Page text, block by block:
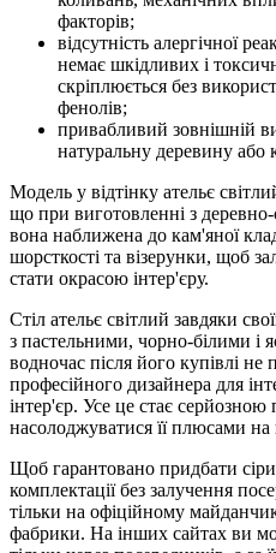
факторів;
відсутність алергічної
немає шкідливих і
скріплюється без
фенолів;
привабливий зовнішній
натуральну деревину або
Модель у відтінку ательє
що при виготовленні з
вона наближена до кам'яної
шорсткості та візерунки, щоб
стати окрасою інтер'єру.
Стіл ательє світлий завдяки
з пастельними, чорно-білими і
водночас після його купівлі не
професійного дизайнера для
інтер'єр. Усе це стає
насолоджуватися її плюсами на
Щоб гарантовано придбати
комплектації без залучення
тільки на офіційному
фабрики. На інших сайтах ви